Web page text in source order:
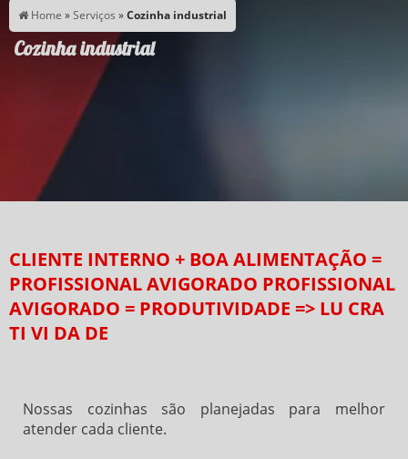
Home »Serviços »Cozinha industrial
Cozinha industrial
CLIENTE INTERNO + BOA ALIMENTAÇÃO =
PROFISSIONAL AVIGORADO PROFISSIONAL
AVIGORADO = PRODUTIVIDADE => LU CRA
TI VI DA DE
Nossas cozinhas são planejadas para melhor
atender cada cliente.